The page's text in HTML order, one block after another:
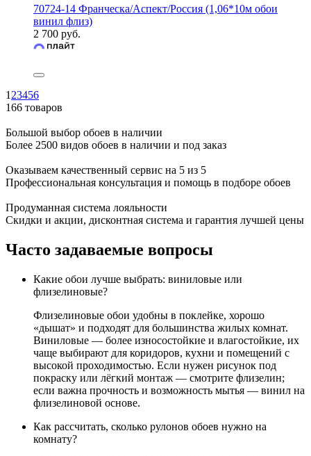
70724-14 Франческа/Аспект/Россия (1,06*10м обои
винил флиз)
2 700 руб.
123456
166 товаров
Большой выбор обоев в наличии
Более 2500 видов обоев в наличии и под заказ
Оказываем качественный сервис на 5 из 5
Профессиональная консультация и помощь в подборе обоев
Продуманная система лояльности
Скидки и акции, дисконтная система и гарантия лучшей цены
Часто задаваемые вопросы
Какие обои лучше выбрать: виниловые или
флизелиновые?
Флизелиновые обои удобны в поклейке, хорошо
«дышат» и подходят для большинства жилых комнат.
Виниловые — более износостойкие и влагостойкие, их
чаще выбирают для коридоров, кухни и помещений с
высокой проходимостью. Если нужен рисунок под
покраску или лёгкий монтаж — смотрите флизелин;
если важна прочность и возможность мытья — винил на
флизелиновой основе.
Как рассчитать, сколько рулонов обоев нужно на
комнату?